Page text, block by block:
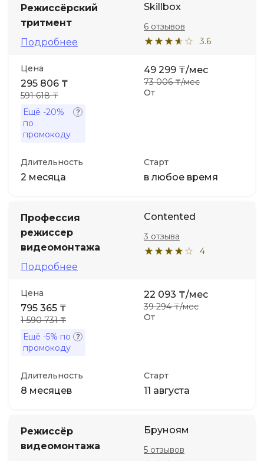
Режиссёрский
тритмент
Подробнее
Skillbox
3.6
6 отзывов
Цена
295 806 ₸
591 618 ₸
Ещё -20%
по
промокоду
От
49 299 ₸/мес
73 006 ₸/мес
Длительность
2 месяца
Старт
в любое время
Профессия
режиссер
видеомонтажа
Подробнее
Contented
4
3 отзыва
Цена
795 365 ₸
1 590 731 ₸
Ещё -5% по
промокоду
От
22 093 ₸/мес
39 294 ₸/мес
Длительность
8 месяцев
Старт
11 августа
Режиссёр
видеомонтажа
Бруноям
5 отзывов